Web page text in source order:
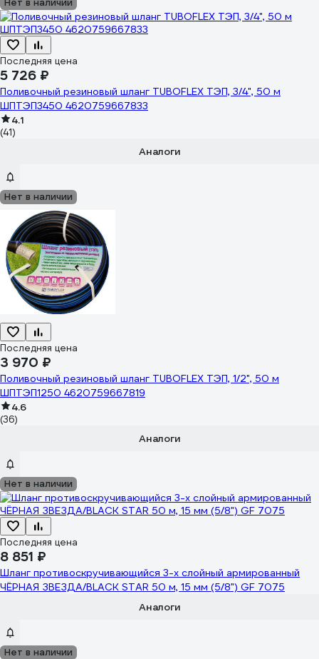
Нет в наличии
Последняя цена
5 726 ₽
Поливочный резиновый шланг TUBOFLEX ТЭП, 3/4", 50 м
ШПТЭП3450 4620759667833
4.1
(41)
Аналоги
Нет в наличии
Последняя цена
3 970 ₽
Поливочный резиновый шланг TUBOFLEX ТЭП, 1/2", 50 м
ШПТЭП1250 4620759667819
4.6
(36)
Аналоги
Нет в наличии
Последняя цена
8 851 ₽
Шланг противоскручивающийся 3-х слойный армированный
ЧЁРНАЯ ЗВЕЗДА/BLACK STAR 50 м, 15 мм (5/8") GF 7075
Аналоги
Нет в наличии